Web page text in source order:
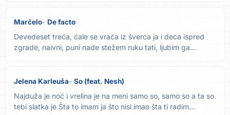
Marčelo De facto
Devedeset treća, ćale se vraća iz šverca ja i deca ispred
zgrade, naivni, puni nade stežem ruku tati, ljubim ga
Jelena Karleuša So (feat. Nesh)
Najduža je noć i vrelina je na meni samo so, samo so a ta so
tebi slatka je Šta to imam ja što nisi imao šta ti radim...